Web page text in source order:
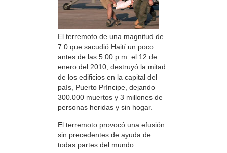
El terremoto de una magnitud de
7.0 que sacudió Haití un poco
antes de las 5:00 p.m. el 12 de
enero del 2010, destruyó la mitad
de los edificios en la capital del
país, Puerto Príncipe, dejando
300.000 muertos y 3 millones de
personas heridas y sin hogar.
El terremoto provocó una efusión
sin precedentes de ayuda de
todas partes del mundo.